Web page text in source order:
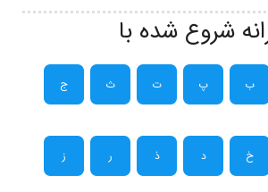
شروع شده با
ب پ ت ث ج
خ د ذ ر ز